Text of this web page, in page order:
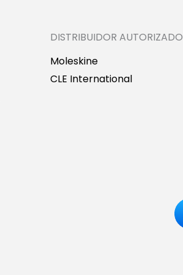
DISTRIBUIDOR AUTORIZADO
Moleskine
CLE International